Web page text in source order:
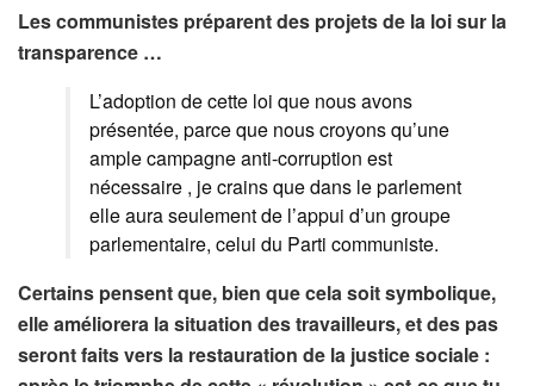
Les communistes préparent des projets de la loi sur la
transparence …
L’adoption de cette loi que nous avons
présentée, parce que nous croyons qu’une
ample campagne anti-corruption est
nécessaire , je crains que dans le parlement
elle aura seulement de l’appui d’un groupe
parlementaire, celui du Parti communiste.
Certains pensent que, bien que cela soit symbolique,
elle améliorera la situation des travailleurs, et des pas
seront faits vers la restauration de la justice sociale :